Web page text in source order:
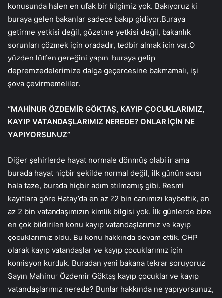
konusunda halen en ufak bir bilgimiz yok. Bakıyoruz ki
buraya gelen bakanlar sadece bakıp gidiyor.Buraya
getirme yetkisi değil, gözetme yetkisi değil, bakanlık
sorunları çözmek için oradadır, tedbir almak için var.O
yüzden lütfen gereğini yapın. buraya gelip
depremzedelerimize dalga geçercesine bakmamalı, işi
şova çevirmemeliler.
“MAHİNUR ÖZDEMİR GÖKTAŞ, KAYIP ÇOCUKLARIMIZ,
KAYIP VATANDAŞLARIMIZ NEREDE? ONLAR İÇİN NE
YAPIYORSUNUZ”
Diğer şehirlerde hayat normale dönmüş olabilir ama
burada hayat hiçbir şekilde normal değil, ilk günün acısı
hala taze, burada hiçbir adım atılmamış gibi. Resmi
kayıtlara göre Hatay’da en az 22 bin canımızı kaybettik, en
az 2 bin vatandaşımızın kimlik bilgisi yok. İlk günlerde bize
en çok bildirilen konu kayıp vatandaşlarımız ve kayıp
çocuklarımız oldu. Bu konu hakkında devam ettik. CHP
olarak kayıp vatandaşlar ve kayıp çocuklarımız için
komisyon kurduk. Buradan yeni bakana tekrar soruyoruz
Sayın Mahinur Özdemir Göktaş kayıp çocuklar ve kayıp
vatandaşlarımız nerede? Bunlar hakkında ne yapıyorsunuz,